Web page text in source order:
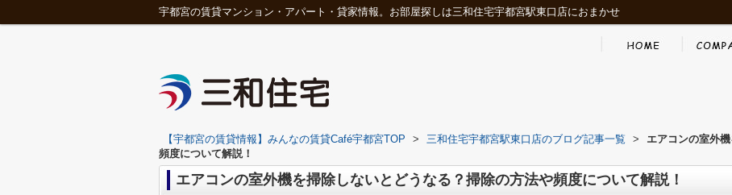
宇都宮の賃貸マンション・アパート・貸家情報。お部屋探しは三和住宅宇都宮駅東口店におまかせ
【宇都宮の賃貸情報】みんなの賃貸Café宇都宮TOP > 三和住宅宇都宮駅東口店のブログ記事一覧 >
エアコンの室外
頻度について解説！
エアコンの室外機を掃除しないとどうなる？掃除の方法や頻度について解説！